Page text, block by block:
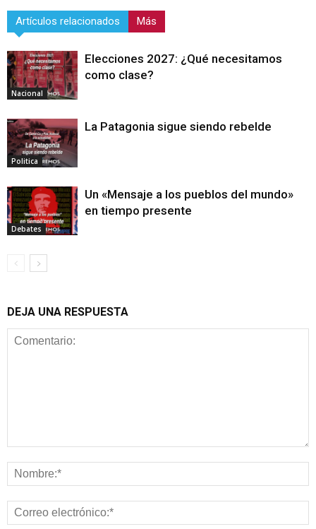
Artículos relacionados Más
Nacional
Elecciones 2027: ¿Qué necesitamos
como clase?
Politica
La Patagonia sigue siendo rebelde
Debates
Un «Mensaje a los pueblos del mundo»
en tiempo presente
DEJA UNA RESPUESTA